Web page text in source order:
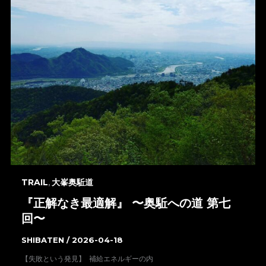
TRAIL,大峯奥駈道
『正解なき最適解』 〜奥駈への道 第七
回〜
SHIBATEN/2026-04-18
【失敗という発見】 補給エネルギーの内